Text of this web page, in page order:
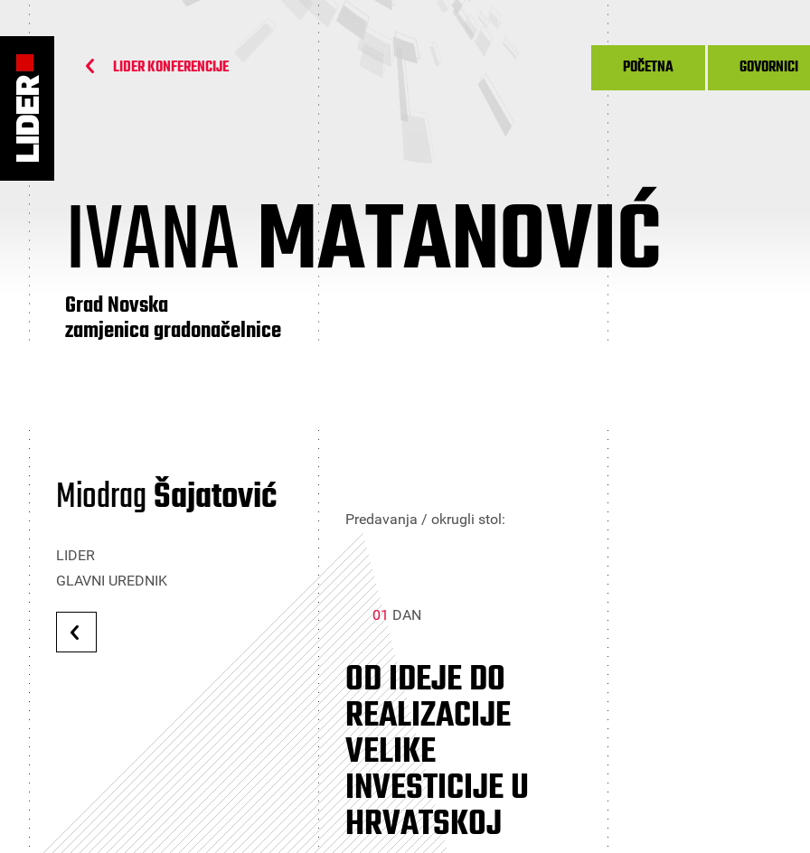
LIDER KONFERENCIJE POČETNA GOVORNICI
IVANAMATANOVIĆ
Grad Novska
zamjenica gradonačelnice
MiodragŠajatović
LIDER
GLAVNI UREDNIK
Predavanja / okrugli stol:
01 DAN
OD IDEJE DO
REALIZACIJE
VELIKE
INVESTICIJE U
HRVATSKOJ